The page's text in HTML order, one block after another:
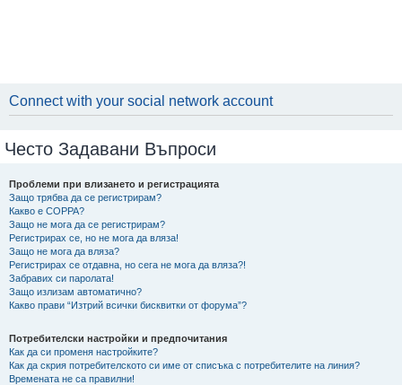
Connect with your social network account
Често Задавани Въпроси
Проблеми при влизането и регистрацията
Защо трябва да се регистрирам?
Какво е COPPA?
Защо не мога да се регистрирам?
Регистрирах се, но не мога да вляза!
Защо не мога да вляза?
Регистрирах се отдавна, но сега не мога да вляза?!
Забравих си паролата!
Защо излизам автоматично?
Какво прави “Изтрий всички бисквитки от форума”?
Потребителски настройки и предпочитания
Как да си променя настройките?
Как да скрия потребителското си име от списъка с потребителите на линия?
Времената не са правилни!